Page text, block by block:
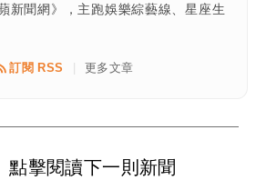
新聞網》，主跑娛樂綜藝線、星座生
訂閱 RSS 更多文章
點擊閱讀下一則新聞